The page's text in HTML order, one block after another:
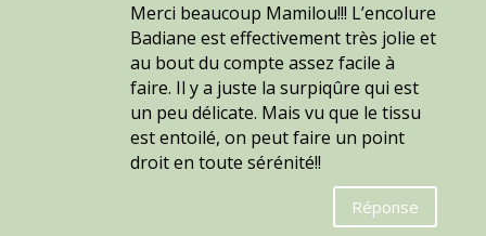
Merci beaucoup Mamilou!!! L’encolure
Badiane est effectivement très jolie et
au bout du compte assez facile à
faire. Il y a juste la surpiqûre qui est
un peu délicate. Mais vu que le tissu
est entoilé, on peut faire un point
droit en toute sérénité!!
Réponse